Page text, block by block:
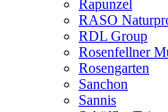
Rapunzel
RASO
RDL Group
Rosenfellner
Rosengarten
Sanchon
Sannis